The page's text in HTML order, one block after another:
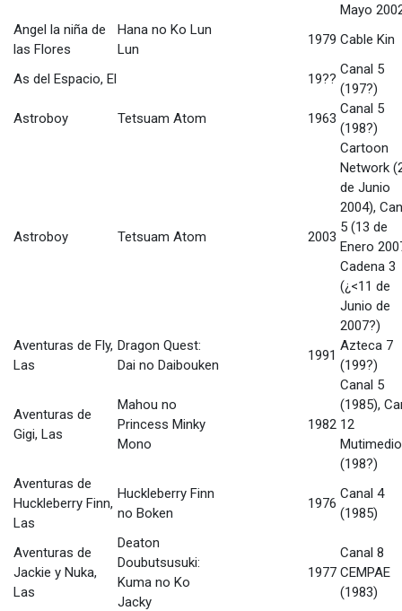
Mayo
Angel la niña de
las Flores
Hana no Ko Lun
Lun
1979 Cable Kin
As del Espacio, El 19??
Canal 5
(197?)
Astroboy
Tetsuam Atom 1963
Canal 5
(198?)
Astroboy Tetsuam Atom 2003
Cartoon
Network
de Junio
2004),
5 (13 de
Enero
Cadena 3
(¿<11 de
Junio de
2007?)
Aventuras de Fly,
Las
Dragon Quest:
Dai no Daibouken
1991
Azteca 7
(199?)
Aventuras de
Gigi, Las
Mahou no
Princess Minky
Mono
1982
Canal 5
(1985),
12
(198?)
Aventuras de
Huckleberry Finn,
Las
Huckleberry Finn
no Boken
1976
Canal 4
(1985)
Aventuras de
Jackie y Nuka,
Las
Deaton
Doubutsusuki:
Kuma no Ko
Jacky
1977
Canal 8
CEMPAE
(1983)